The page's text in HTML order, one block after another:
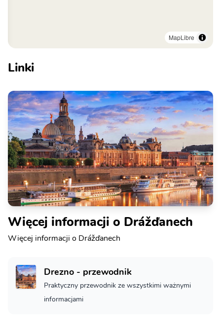
MapLibre
Linki
Więcej informacji o Drážďanech
Więcej informacji o Drážďanech
Drezno - przewodnik
Praktyczny przewodnik ze wszystkimi ważnymi
informacjami